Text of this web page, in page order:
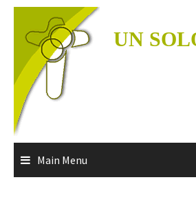
Skip
content
UN
Main Menu